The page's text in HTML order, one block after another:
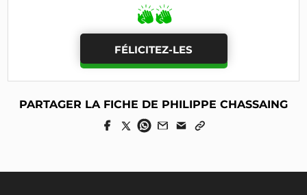
FÉLICITEZ-LES
PARTAGER LA FICHE DE PHILIPPE CHASSAING